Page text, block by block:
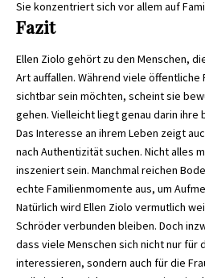
Sie konzentriert sich vor allem auf
Fazit
Ellen Ziolo gehört zu den Menschen,
Art auffallen. Während viele
sichtbar sein möchten, scheint sie
gehen. Vielleicht liegt genau darin ihre
Das Interesse an ihrem Leben zeigt
nach Authentizität suchen. Nicht alles
inszeniert sein. Manchmal reichen
echte Familienmomente aus, um
Natürlich wird Ellen Ziolo vermutlich
Schröder verbunden bleiben. Doch
dass viele Menschen sich nicht nur für
interessieren, sondern auch für die